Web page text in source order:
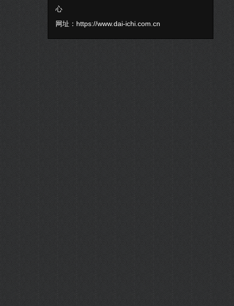
心
网址： https://www.dai-ichi.com.cn